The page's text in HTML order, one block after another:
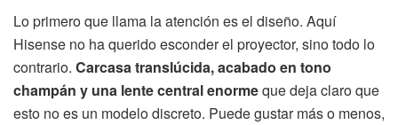
Lo primero que llama la atención es el diseño. Aquí
Hisense no ha querido esconder el proyector, sino todo lo
contrario. Carcasa translúcida, acabado en tono
champán y una lente central enormeque deja claro que
esto no es un modelo discreto. Puede gustar más o menos,